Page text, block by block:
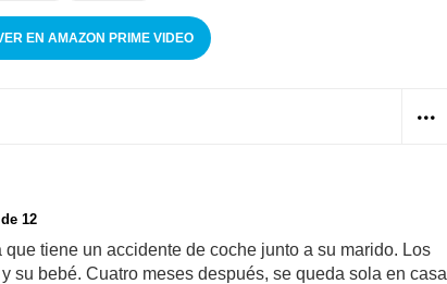
EN AMAZON PRIME VIDEO
12
tiene un accidente de coche junto a su marido. Los
su bebé. Cuatro meses después, se queda sola en casa